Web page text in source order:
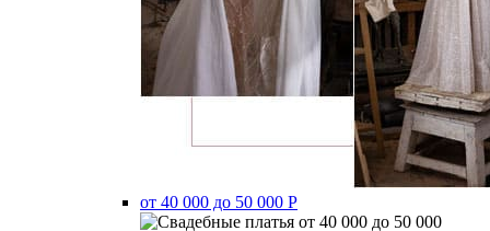
от 40 000 до 50 000 Р